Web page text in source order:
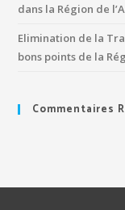
dans la Région de
Elimination de la
bons points de la
Commentaires